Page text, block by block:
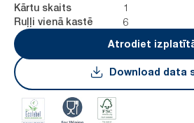
Kārtu skaits 1
Ruļļi vienā kastē
6
Atrodiet
Download data